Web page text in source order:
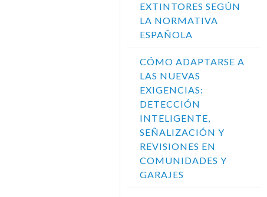
EXTINTORES SEGÚN
LA NORMATIVA
ESPAÑOLA
CÓMO ADAPTARSE A
LAS NUEVAS
EXIGENCIAS:
DETECCIÓN
INTELIGENTE,
SEÑALIZACIÓN Y
REVISIONES EN
COMUNIDADES Y
GARAJES